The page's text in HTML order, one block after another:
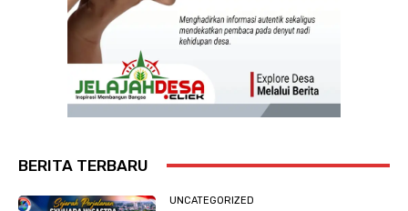
BERITA TERBARU
UNCATEGORIZED